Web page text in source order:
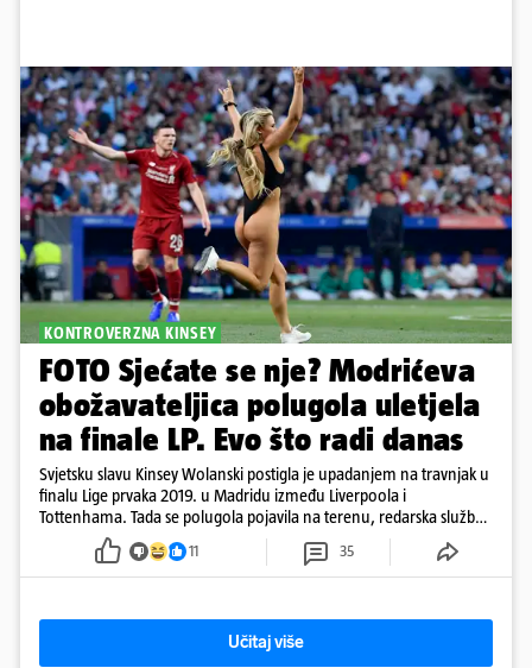
KONTROVERZNA KINSEY
FOTO Sjećate se nje? Modrićeva
obožavateljica polugola uletjela
na finale LP. Evo što radi danas
Svjetsku slavu Kinsey Wolanski postigla je upadanjem na travnjak u
finalu Lige prvaka 2019. u Madridu između Liverpoola i
Tottenhama. Tada se polugola pojavila na terenu, redarska služba
ju je lovila po travnjaku, a njezine fotografije obišle su svijet.
11 35
Učitaj više